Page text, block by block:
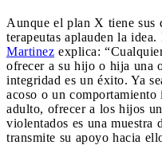
Aunque el plan X tiene sus
terapeutas aplauden la
Martinez explica:
ofrecer a su hijo o hija una
integridad es un éxito. Ya
acoso o un
adulto, ofrecer a los hijos
violentados es una muestra
transmite su apoyo hacia